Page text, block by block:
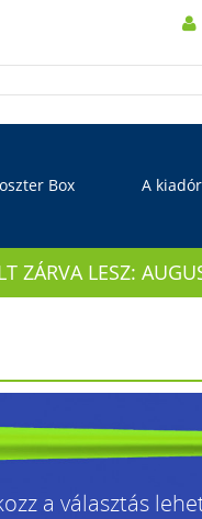
Box A
ZÁRVA LESZ:
a választás